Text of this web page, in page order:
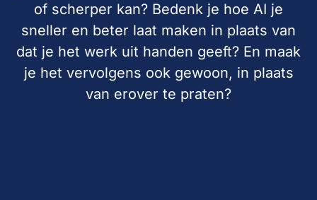
of scherper kan? Bedenk je hoe AI je
sneller en beter laat maken in plaats van
dat je het werk uit handen geeft? En maak
je het vervolgens ook gewoon, in plaats
van erover te praten?